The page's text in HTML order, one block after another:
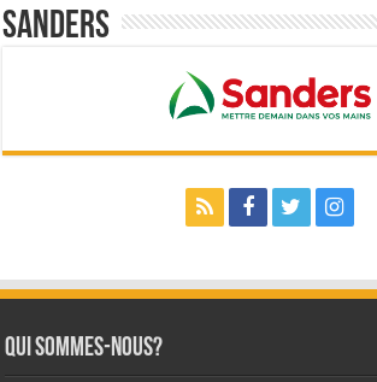
Sanders
Qui sommes-nous?